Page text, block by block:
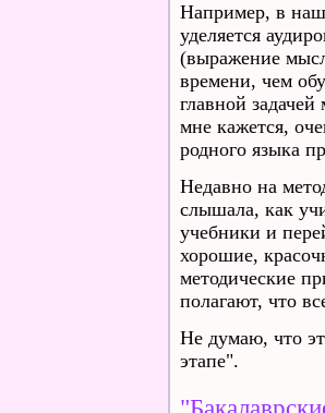
Например, в
уделяется
(выражение
времени, чем
главной
мне кажется,
родного языка
Недавно на
слышала, как
учебники и
хорошие,
методические
полагают, что
Не думаю, что
этапе".